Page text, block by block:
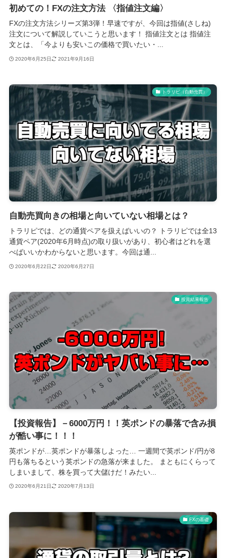
初めての！FXの注文方法 〈指値注文編〉
FXの注文方法シリーズ第3弾！早速ですが、今回は指値(さしね)
注文について解説していこうと思います！ 指値注文とは 指値注
文とは、「今よりも安いこの価格で買いたい・...
2020年6月25日 2021年9月16日
トラリピ（自動売買）
自動売買向きの相場と向いていない相場とは？
トラリピでは、どの通貨ペアを扱えばいいの？ トラリピでは全13
通貨ペア(2020年6月時点)の取り扱いがあり、初心者はどれを選
べばいいかわからないと思います。今回は通...
2020年6月22日 2020年6月27日
投資結果報告
【投資報告】－6000万円！！英ポンドの暴落で含み損
が酷い事に！！！
英ポンドが…英ポンドが暴落しよった… 一週間で英ポンド/円が8
円も落ちるという英ポンドの急落が来ました。 まともにくらって
しまいまして、株を買って大儲けだ！みたい...
2020年6月21日 2020年7月13日
FXの基礎